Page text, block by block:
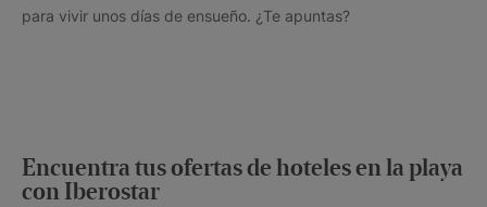
para vivir unos días de ensueño. ¿Te apuntas?
Encuentra tus ofertas de hoteles en la playa
con Iberostar